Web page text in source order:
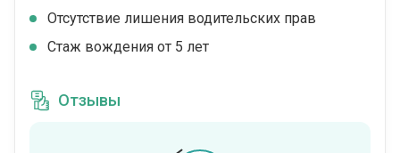
Отсутствие лишения водительских прав
Стаж вождения от 5 лет
Отзывы